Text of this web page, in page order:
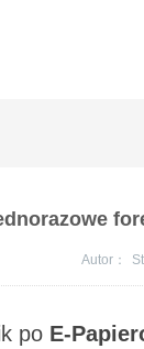
Autor：
po E-